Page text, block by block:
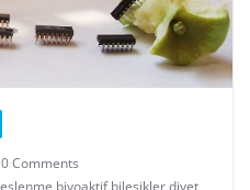
0 Comments
,biyoaktif bileşikler,diyet,